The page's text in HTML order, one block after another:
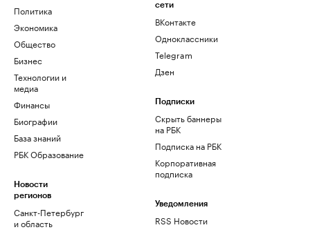
Политика
Экономика
Общество
Бизнес
Технологии и
медиа
Финансы
Биографии
База знаний
РБК Образование
Новости
регионов
Санкт-Петербург
и область
сети
ВКонтакте
Одноклассники
Telegram
Дзен
Подписки
Скрыть баннеры
на РБК
Подписка на РБК
Корпоративная
подписка
Уведомления
RSS Новости